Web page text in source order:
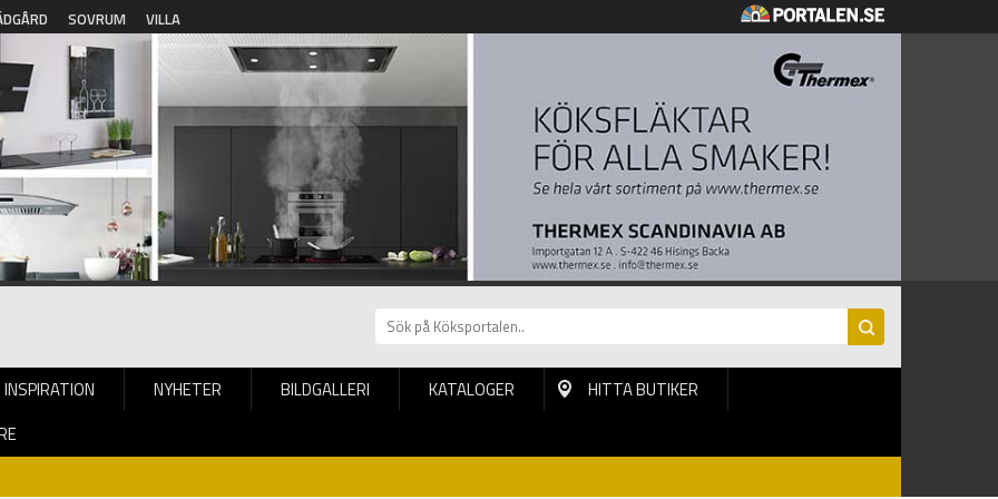
SOVRUM VILLA
INSPIRATION NYHETER BILDGALLERI KATALOGER
HITTA BUTIKER